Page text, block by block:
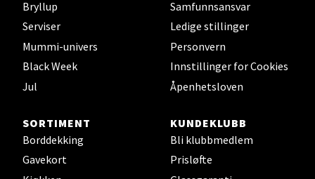
Bryllup
Serviser
Mummi-univers
Black Week
Jul
Samfunnsansvar
Ledige stillinger
Personvern
Innstillinger for Cookies
Åpenhetsloven
SORTIMENT
Borddekking
Gavekort
KUNDEKLUBB
Bli klubbmedlem
Prisløfte
Velg
Mandal - Alti Mandal
Skarvøyveien 55, 4517 Mandal
Åpent i dag 10-20
0 i butikk